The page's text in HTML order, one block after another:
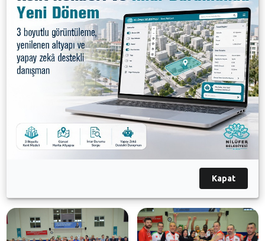
Nilüfer Belediye Başkanı Turgay Erdem “Spor ve
sporcunun kenti Nilüfer’de sporun her dalını
düzenlemekten mutluluk duyuyoruz. Turnuva
boyunca centilmenlik ve dostluğun ön planda
tutulmasından memnunuz. Dereceye giren tüm
takımları kutluyorum” dedi. Başkan Turgay Erdem,
dereceye giren takımlara kupa ve madalyalarını Dr.
Sibel Özer, Atakan Çorbacı ve İsmail Baş’ın ailesiyle
birlikte verdi.
Kapat